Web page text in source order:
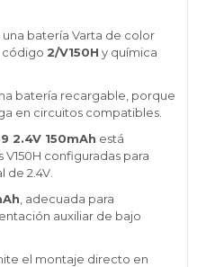
batería Varta de color
, código 2/V150H y química
batería recargable, porque
en circuitos compatibles.
2.4V 150mAh está
configuradas para
2.4V.
, adecuada para
auxiliar de bajo
el montaje directo en